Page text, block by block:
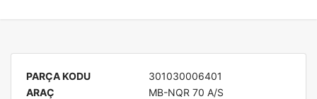
PARÇA KODU
301030006401
ARAÇ
MB-NQR 70 A/S